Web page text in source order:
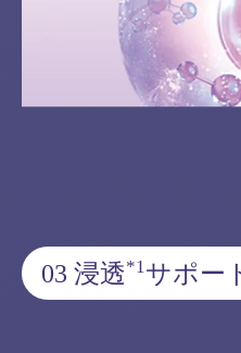
03 浸透*1サポー